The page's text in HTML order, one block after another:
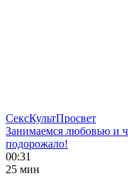
СексКультПросвет
Занимаемся любовью и
подорожало!
00:31
25 мин